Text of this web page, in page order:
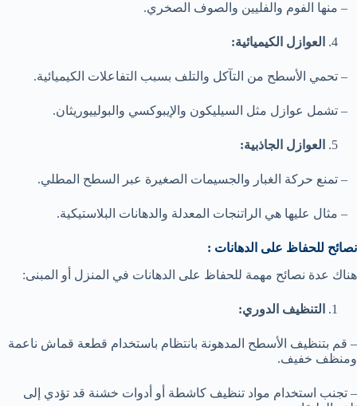
– منها الفوم والفليين والصوف الصخري.
العوازل الكيميائية:
– تحمي الأسطح من التآكل والتلف بسبب التفاعلات الكيميائية.
– تشمل عوازل مثل السيليكون والإيبوكسي والبولييوريثان.
العوازل الجاذبية:
– تمنع حركة الغبار والجسيمات الصغيرة عبر السطح المطلي.
– مثال عليها هي الراتنجات المعدلة والدهانات البلاستيكية.
نصائح للحفاظ على الدهانات :
هناك عدة نصائح مهمة للحفاظ على الدهانات في المنزل أو المبنى:
التنظيف الدوري:
– قم بتنظيف الأسطح المدهونة بانتظام باستخدام قطعة قماش ناعمة
ومنظف خفيف.
– تجنب استخدام مواد تنظيف كاشطة أو أدوات خشنة قد تؤدي إلى